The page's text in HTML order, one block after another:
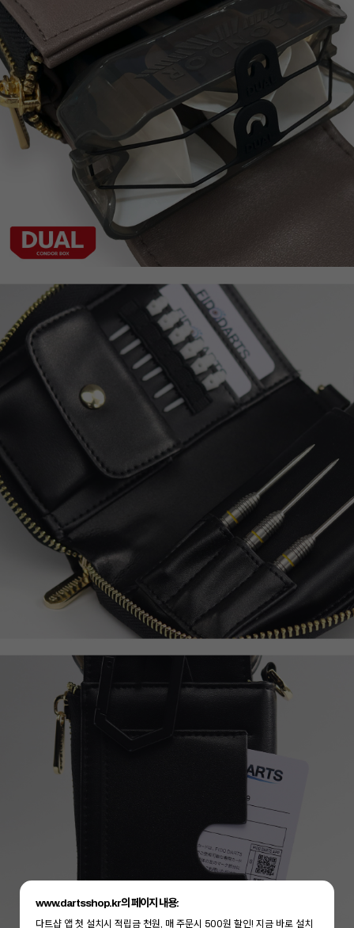
www.dartsshop.kr의 페이지 내용:
다트샵 앱 첫 설치시 적립금 천원, 매 주문시 500원 할인! 지금 바로 설치